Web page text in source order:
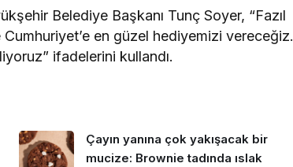
Belediye Başkanı Tunç Soyer, “Fazıl
en güzel hediyemizi vereceğiz.
ifadelerini kullandı.
Çayın yanına çok yakışacak bir
mucize: Brownie tadında ıslak